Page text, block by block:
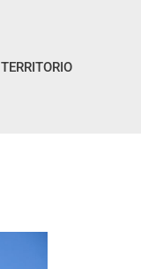
TERRITORIO